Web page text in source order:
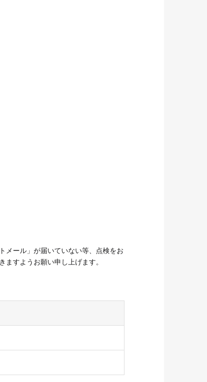
メール」が届いていない等、点検をお
すようお願い申し上げます。